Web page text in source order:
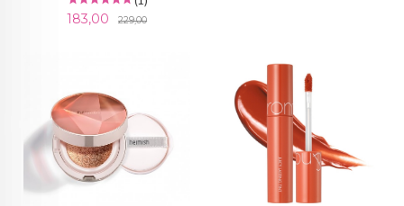
Tilbud
183,00 229,00Rabatt